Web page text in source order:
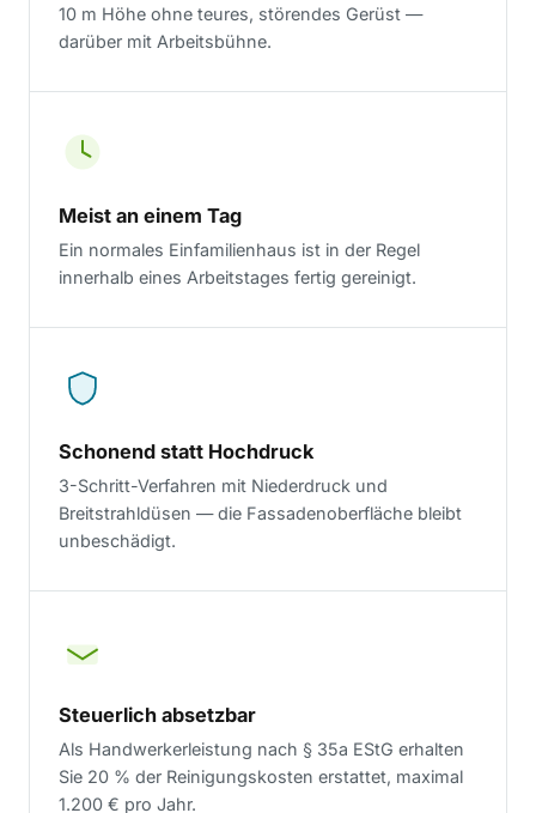
10 m Höhe ohne teures, störendes Gerüst —
darüber mit Arbeitsbühne.
Meist an einem Tag
Ein normales Einfamilienhaus ist in der Regel
innerhalb eines Arbeitstages fertig gereinigt.
Schonend statt Hochdruck
3-Schritt-Verfahren mit Niederdruck und
Breitstrahldüsen — die Fassadenoberfläche bleibt
unbeschädigt.
Steuerlich absetzbar
Als Handwerkerleistung nach § 35a EStG erhalten
Sie 20 % der Reinigungskosten erstattet, maximal
1.200 € pro Jahr.